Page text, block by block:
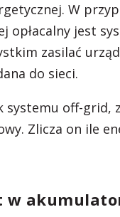
W
opłacalny jest
zasilać
do sieci.
off-grid,
Zlicza on ile
w